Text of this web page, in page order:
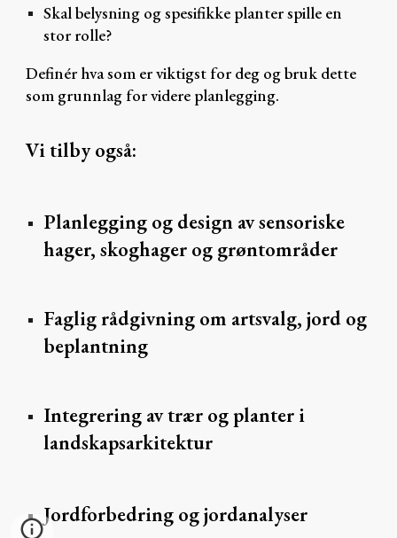
Skal belysning og spesifikke planter spille en
stor rolle?
Definér hva som er viktigst for deg og bruk dette
som grunnlag for videre planlegging.
Vi tilby også:
Planlegging og design av sensoriske
hager, skoghager og grøntområder
Faglig rådgivning om artsvalg, jord og
beplantning
Integrering av trær og planter i
landskapsarkitektur
Jordforbedring og jordanalyser